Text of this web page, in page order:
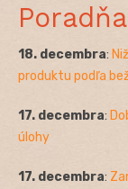
Poradňa
18. decembra:
produktu podľa
17. decembra:
úlohy
17. decembra: